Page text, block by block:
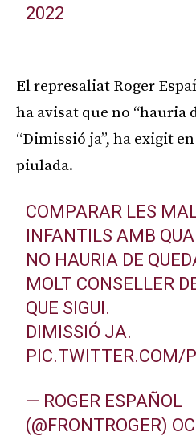
2022
El represaliat Roger
ha avisat que no “hauria
“Dimissió ja”, ha exigit
piulada.
COMPARAR LES
INFANTILS AMB
NO HAURIA DE
MOLT CONSELLER
QUE SIGUI.
DIMISSIÓ JA.
PIC.TWITTER.COM/
— ROGER ESPAÑOL
(@FRONTROGER)